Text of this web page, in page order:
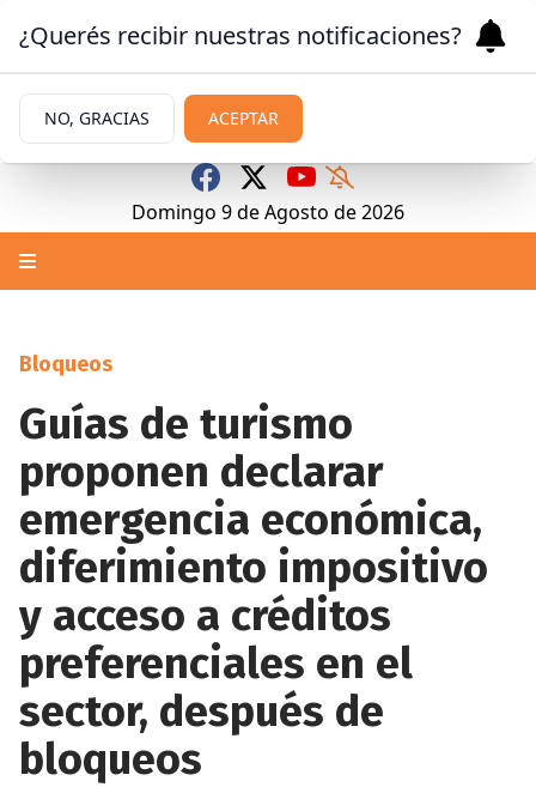
Domingo 9deAgosto de 2026
Bloqueos
Guías de turismo
proponen declarar
emergencia económica,
diferimiento impositivo
y acceso a créditos
preferenciales en el
sector, después de
bloqueos
¿Querés recibir nuestras notificaciones?
NO, GRACIAS ACEPTAR